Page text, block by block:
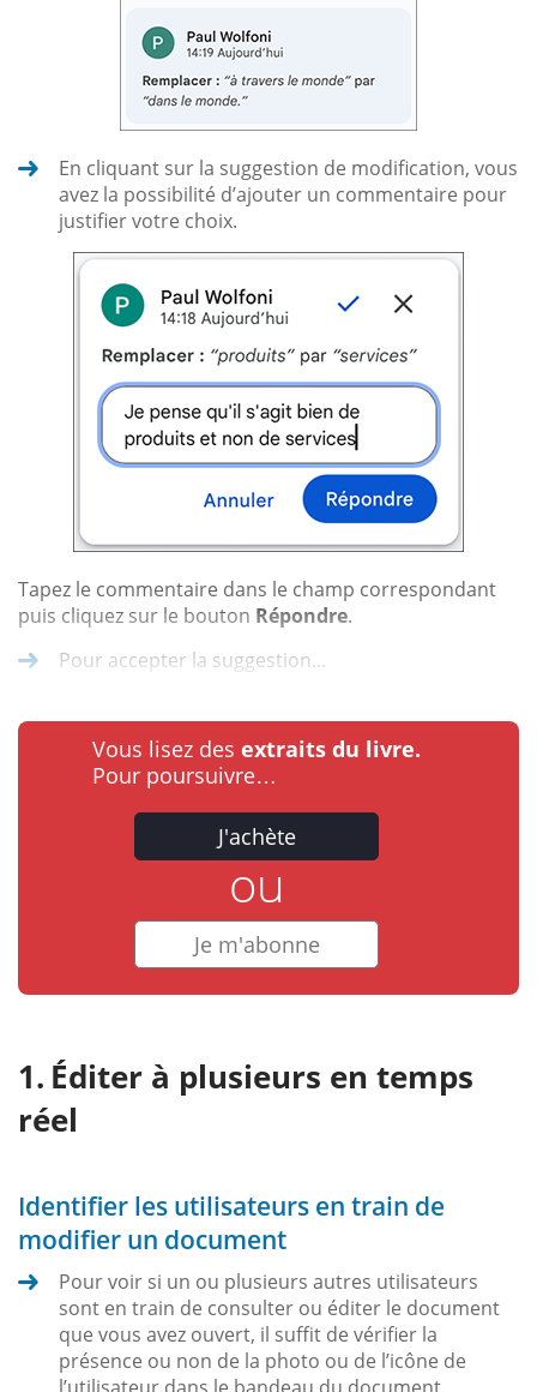
En cliquant sur la suggestion de modification, vous
avez la possibilité d’ajouter un commentaire pour
justifier votre choix.
Tapez le commentaire dans le champ correspondant
puis cliquez sur le bouton Répondre.
Pour accepter la suggestion...
Vous lisez des extraits du livre.
Pour poursuivre…
J'achète
ou
Je m'abonne
Éditer à plusieurs en temps
réel
Identifier les utilisateurs en train de
modifier un document
Pour voir si un ou plusieurs autres utilisateurs
sont en train de consulter ou éditer le document
que vous avez ouvert, il suffit de vérifier la
présence ou non de la photo ou de l’icône de